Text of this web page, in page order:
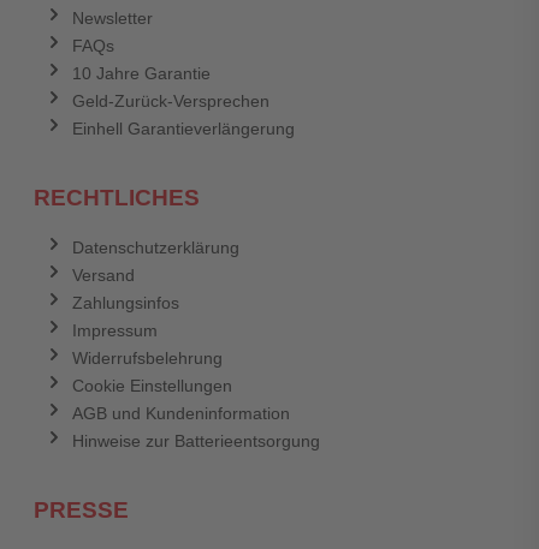
Newsletter
FAQs
10 Jahre Garantie
Geld-Zurück-Versprechen
Einhell Garantieverlängerung
RECHTLICHES
Datenschutzerklärung
Versand
Zahlungsinfos
Impressum
Widerrufsbelehrung
Cookie Einstellungen
AGB und Kundeninformation
Hinweise zur Batterieentsorgung
PRESSE